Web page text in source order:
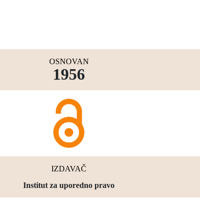
OSNOVAN
1956
IZDAVAČ
Institut za uporedno pravo